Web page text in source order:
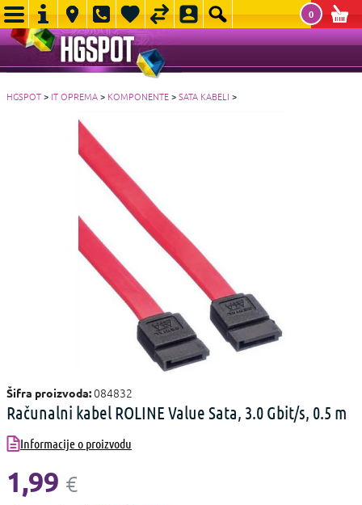
0
HGSPOT> IT OPREMA> KOMPONENTE>SATA KABELI >
Šifra proizvoda:084832
Računalni kabel ROLINE Value Sata, 3.0 Gbit/s, 0.5 m
Informacije o proizvodu
1,99 €